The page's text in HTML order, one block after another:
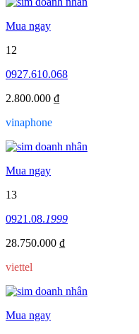
Mua ngay
12
0927.610.068
2.800.000 ₫
vinaphone
Mua ngay
13
0921.08.1999
28.750.000 ₫
viettel
Mua ngay